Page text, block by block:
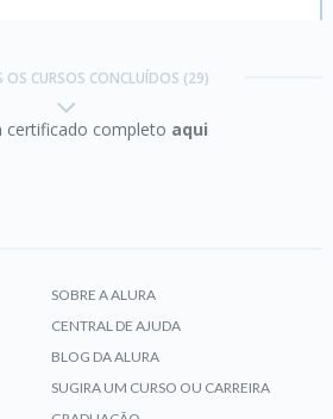
OS CURSOS CONCLUÍDOS (29)
certificado completo aqui
SOBRE A ALURA
CENTRAL DE AJUDA
BLOG DA ALURA
SUGIRA UM CURSO OU CARREIRA